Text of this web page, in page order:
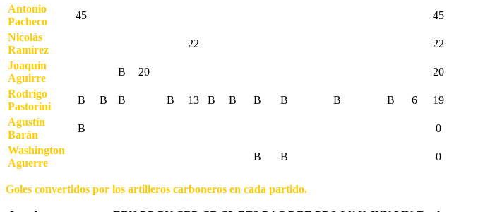
Antonio
Pacheco
45
45
Nicolás
Ramírez
22
22
Joaquín
Aguirre
B 20
20
Rodrigo
Pastorini
B B B B 13 B B B B B B 6
19
Agustín
Barán
B
0
Washington
Aguerre
B B 0
Goles convertidos por los artilleros carboneros en cada partido.